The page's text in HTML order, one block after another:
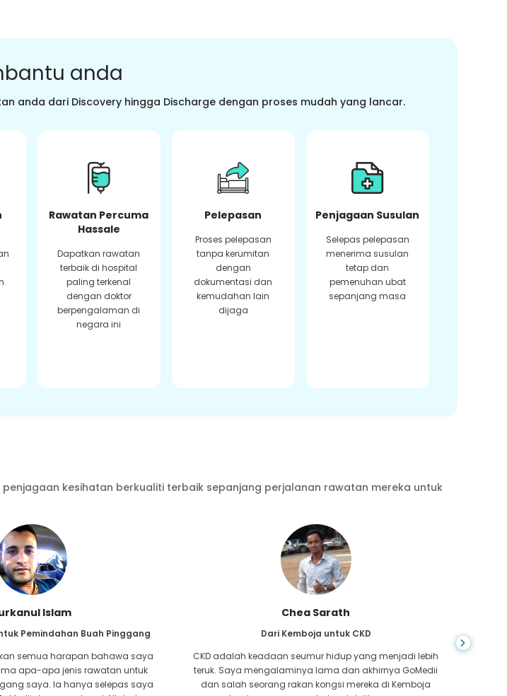
anda
anda dari Discovery hingga Discharge dengan proses mudah yang lancar.
Rawatan Percuma
Hassale
Dapatkan rawatan
terbaik di hospital
paling terkenal
dengan doktor
berpengalaman di
negara ini
Pelepasan
Proses pelepasan
tanpa kerumitan
dengan
dokumentasi dan
kemudahan lain
dijaga
Penjagaan Susulan
Selepas pelepasan
menerima susulan
tetap dan
pemenuhan ubat
sepanjang masa
kesihatan berkualiti terbaik sepanjang perjalanan rawatan mereka untuk
Islam
Pemindahan Buah Pinggang
semua harapan bahawa saya
apa-apa jenis rawatan untuk
saya. Ia hanya selepas saya
Chea Sarath
Dari Kemboja untuk CKD
CKD adalah keadaan seumur hidup yang menjadi lebih
teruk. Saya mengalaminya lama dan akhirnya GoMedii
dan salah seorang rakan kongsi mereka di Kemboja